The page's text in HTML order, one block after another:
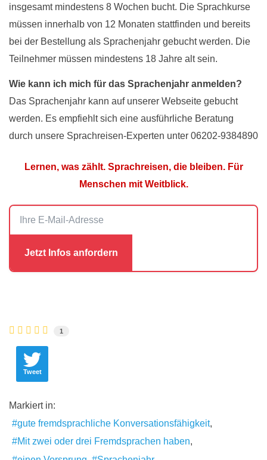
insgesamt mindestens 8 Wochen bucht. Die Sprachkurse
müssen innerhalb von 12 Monaten stattfinden und bereits
bei der Bestellung als Sprachenjahr gebucht werden. Die
Teilnehmer müssen mindestens 18 Jahre alt sein.
Wie kann ich mich für das Sprachenjahr anmelden?
Das Sprachenjahr kann auf unserer Webseite gebucht
werden. Es empfiehlt sich eine ausführliche Beratung
durch unsere Sprachreisen-Experten unter 06202-9384890
Lernen, was zählt. Sprachreisen, die bleiben. Für
Menschen mit Weitblick.
1
Tweet
Markiert in:
gute fremdsprachliche Konversationsfähigkeit
Mit zwei oder drei Fremdsprachen haben